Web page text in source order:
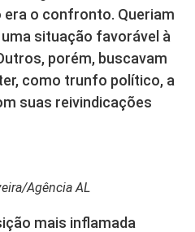
era o confronto. Queriam
situação favorável à
porém, buscavam
como trunfo político, a
suas reivindicações
Agência AL
mais inflamada